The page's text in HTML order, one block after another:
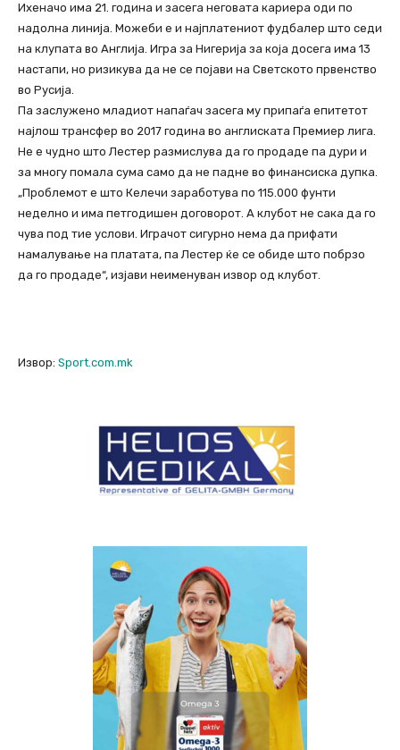
Ихеначо има 21. година и засега неговата кариера оди по
надолна линија. Можеби е и најплатениот фудбалер што седи
на клупата во Англија. Игра за Нигерија за која досега има 13
настапи, но ризикува да не се појави на Светското првенство
во Русија.
Па заслужено младиот напаѓач засега му припаѓа епитетот
најлош трансфер во 2017 година во англиската Премиер лига.
Не е чудно што Лестер размислува да го продаде па дури и
за многу помала сума само да не падне во финансиска дупка.
„Проблемот е што Келечи заработува по 115.000 фунти
неделно и има петгодишен договорот. А клубот не сака да го
чува под тие услови. Играчот сигурно нема да прифати
намалување на платата, па Лестер ќе се обиде што побрзо
да го продаде“, изјави неименуван извор од клубот.
Извор: Sport.com.mk